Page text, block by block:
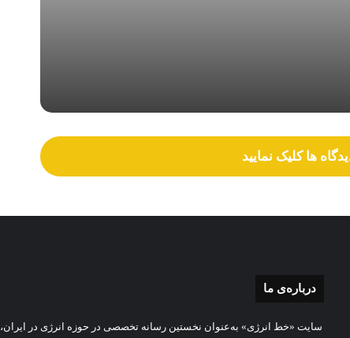
تولید گاز را جهش داد
ها کلیک نمایید
درباره‌ی ما
سایت «خط انرژی» به‌عنوان نخستین رسانه تخصصی در حوزه انرژی در